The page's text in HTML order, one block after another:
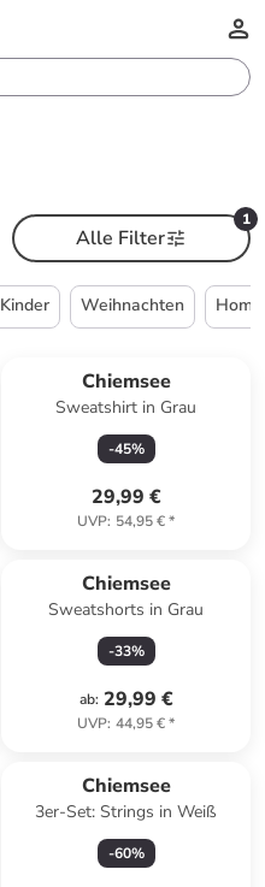
1
Alle Filter
Kinder Weihnachten
Chiemsee
Sweatshirt in Grau
-45%
29,99 €
UVP: 54,95 €*
Chiemsee
Sweatshorts in Grau
-33%
ab: 29,99 €
UVP: 44,95 €*
Chiemsee
3er-Set: Strings in Weiß
-60%